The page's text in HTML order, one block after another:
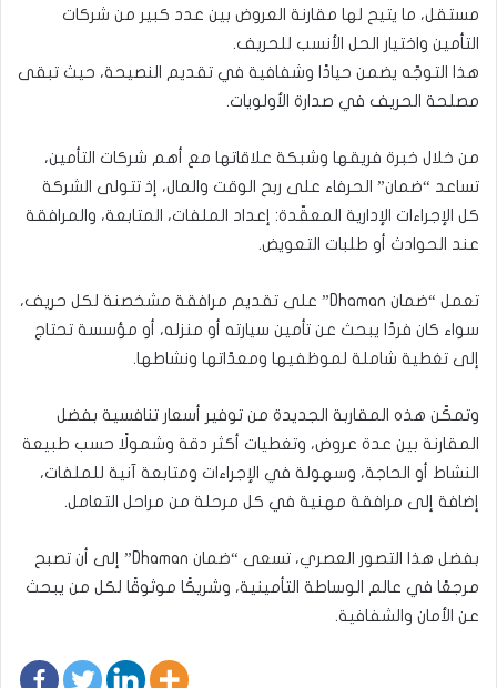
مستقل، ما يتيح لها مقارنة العروض بين عدد كبير من شركات
التأمين واختيار الحل الأنسب للحريف.
هذا التوجّه يضمن حيادًا وشفافية في تقديم النصيحة، حيث تبقى
مصلحة الحريف في صدارة الأولويات.
من خلال خبرة فريقها وشبكة علاقاتها مع أهم شركات التأمين،
تساعد “ضمان” الحرفاء على ربح الوقت والمال، إذ تتولى الشركة
كل الإجراءات الإدارية المعقّدة: إعداد الملفات، المتابعة، والمرافقة
عند الحوادث أو طلبات التعويض.
تعمل “ضمان Dhaman” على تقديم مرافقة مشخصنة لكل حريف،
سواء كان فردًا يبحث عن تأمين سيارته أو منزله، أو مؤسسة تحتاج
إلى تغطية شاملة لموظفيها ومعدّاتها ونشاطها.
وتمكّن هذه المقاربة الجديدة من توفير أسعار تنافسية بفضل
المقارنة بين عدة عروض، وتغطيات أكثر دقة وشمولًا حسب طبيعة
النشاط أو الحاجة، وسهولة في الإجراءات ومتابعة آنية للملفات،
إضافة إلى مرافقة مهنية في كل مرحلة من مراحل التعامل.
بفضل هذا التصور العصري، تسعى “ضمان Dhaman” إلى أن تصبح
مرجعًا في عالم الوساطة التأمينية، وشريكًا موثوقًا لكل من يبحث
عن الأمان والشفافية.